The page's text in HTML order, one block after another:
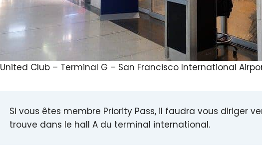
Club – Terminal G – San Francisco International
Si vous êtes membre Priority Pass, il faudra vous diriger
trouve dans le hall A du terminal international.